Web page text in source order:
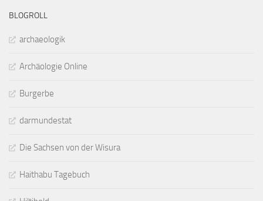
BLOGROLL
archaeologik
Archäologie Online
Burgerbe
darmundestat
Die Sachsen von der Wisura
Haithabu Tagebuch